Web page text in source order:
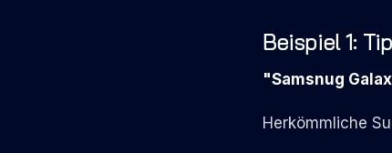
Beispiel 1:
"Samsnug
Herkömmliche